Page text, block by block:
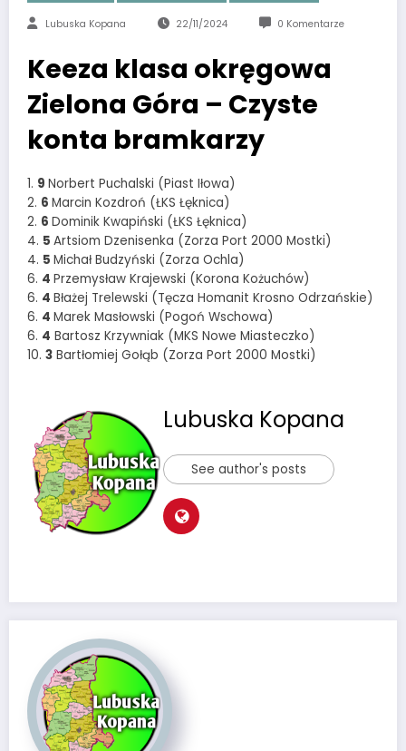
Lubuska Kopana 22/11/2024 0 Komentarze
Keeza klasa okręgowa
Zielona Góra – Czyste
konta bramkarzy
1. 9 Norbert Puchalski (Piast Iłowa)
2. 6 Marcin Kozdroń (ŁKS Łęknica)
2. 6 Dominik Kwapiński (ŁKS Łęknica)
4. 5 Artsiom Dzenisenka (Zorza Port 2000 Mostki)
4. 5 Michał Budzyński (Zorza Ochla)
6. 4 Przemysław Krajewski (Korona Kożuchów)
6. 4 Błażej Trelewski (Tęcza Homanit Krosno Odrzańskie)
6. 4 Marek Masłowski (Pogoń Wschowa)
6. 4 Bartosz Krzywniak (MKS Nowe Miasteczko)
10. 3 Bartłomiej Gołąb (Zorza Port 2000 Mostki)
Lubuska Kopana
See author's posts